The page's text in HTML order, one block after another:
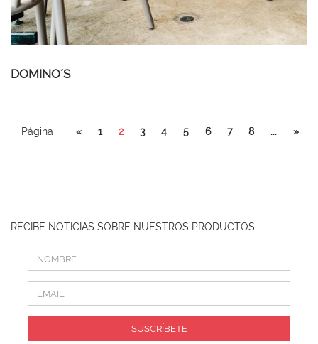
DOMINO´S
Página « 1 2 3 4 5 6 7 8 ... »
RECIBE NOTICIAS SOBRE NUESTROS PRODUCTOS
SUSCRÍBETE